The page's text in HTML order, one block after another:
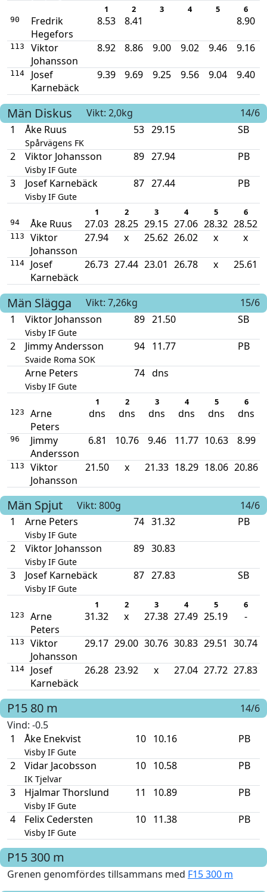
1 2 3 4 5 6
90
Fredrik
Hegefors
8.53 8.41 8.90
113
Viktor
Johansson
8.92 8.86 9.00 9.02 9.46 9.16
114
Josef
Karnebäck
9.39 9.69 9.25 9.56 9.04 9.40
Män Diskus Vikt: 2,0kg
14/6
1
Åke Ruus
Spårvägens FK
53 29.15 SB
2 Viktor Johansson
Visby IF Gute
89 27.94 PB
3 Josef Karnebäck
Visby IF Gute
87 27.44 PB
1 2 3 4 5 6
94 Åke Ruus 27.03 28.25 29.15 27.06 28.32 28.52
113
Viktor
Johansson
27.94 x 25.62 26.02 x x
114
Josef
Karnebäck
26.73 27.44 23.01 26.78 x 25.61
Män Slägga Vikt: 7,26kg
15/6
1
Viktor Johansson
Visby IF Gute
89 21.50 SB
2 Jimmy Andersson
Svaide Roma SOK
94 11.77 PB
Arne Peters
Visby IF Gute
74 dns
1 2 3 4 5 6
123
Arne
Peters
dns dns dns dns dns dns
96
Jimmy
Andersson
6.81 10.76 9.46 11.77 10.63 8.99
113
Viktor
Johansson
21.50 x 21.33 18.29 18.06 20.86
Män Spjut Vikt: 800g
14/6
1
Arne Peters
Visby IF Gute
74 31.32 PB
2 Viktor Johansson
Visby IF Gute
89 30.83
3 Josef Karnebäck
Visby IF Gute
87 27.83 SB
1 2 3 4 5 6
123
Arne
Peters
31.32 x 27.38 27.49 25.19 -
113
Viktor
Johansson
29.17 29.00 30.76 30.83 29.51 30.74
114
Josef
Karnebäck
26.28 23.92 x 27.04 27.72 27.83
P15 80 m
14/6
Vind: -0.5
1
Åke Enekvist
Visby IF Gute
10 10.16 PB
2 Vidar Jacobsson
IK Tjelvar
10 10.58 PB
3 Hjalmar Thorslund
Visby IF Gute
11 10.89 PB
4 Felix Cedersten
Visby IF Gute
10 11.38 PB
P15 300 m
Grenen genomfördes tillsammans med F15 300 m